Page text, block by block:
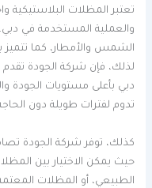
تعتبر المظلات البلاستيكية
والعملية المستخدمة في
الشمس والأمطار، كما تتميز
لذلك، فإن شركة الجودة
دبي بأعلى مستويات الجودة
تدوم لفترات طويلة دون
كذلك، توفر شركة الجودة
حيث يمكن الاختيار بين
الطبيعي، أو المظلات